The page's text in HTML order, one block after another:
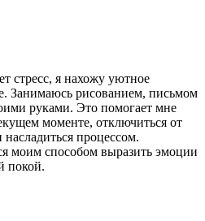
стресс, я нахожу уютное
Занимаюсь рисованием, письмом
руками. Это помогает мне
моменте, отключиться от
процессом.
моим способом выразить эмоции
покой.